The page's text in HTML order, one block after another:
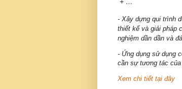
+ …
- Xây dựng qui trình
thiết kế và giải pháp
nghiệm dần dần và
- Ứng dụng sử dụng
cần sự tương tác
Xem chi tiết tại đây